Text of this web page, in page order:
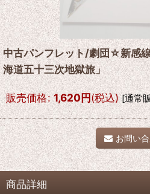
中古パンフレット/劇団☆新感
海道五十三次地獄旅」
販売価格: 1,620円(税込) [通常
お問い
商品詳細